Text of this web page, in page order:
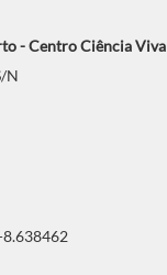
- Centro Ciência Viva
N
8.638462